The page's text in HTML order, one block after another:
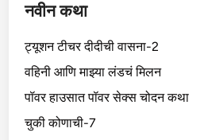
नवीन कथा
ट्यूशन टीचर दीदीची वासना-2
वहिनी आणि माझ्या लंडचं मिलन
पॉवर हाउसात पॉवर सेक्स चोदन कथा
चुकी कोणाची-7